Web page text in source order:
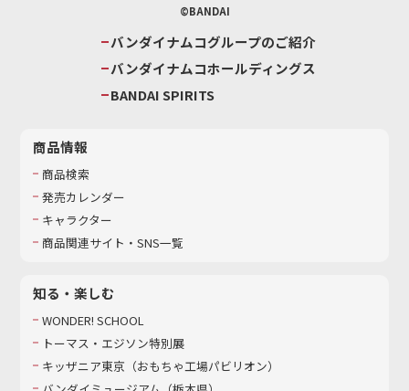
©BANDAI
バンダイナムコグループのご紹介
バンダイナムコホールディングス
BANDAI SPIRITS
商品情報
商品検索
発売カレンダー
キャラクター
商品関連サイト・SNS一覧
知る・楽しむ
WONDER! SCHOOL
トーマス・エジソン特別展
キッザニア東京（おもちゃ工場パビリオン）​